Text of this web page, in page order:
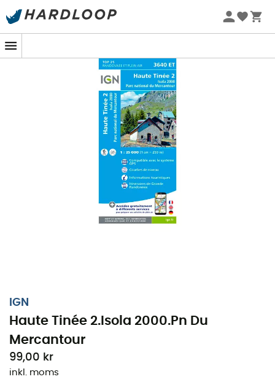
IGN
Haute Tinée 2.Isola 2000.Pn Du
Mercantour
99,00 kr
inkl. moms